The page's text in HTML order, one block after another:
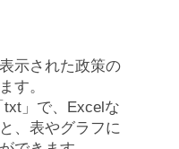
示された政策の
す。
」で、Excelな
、表やグラフに